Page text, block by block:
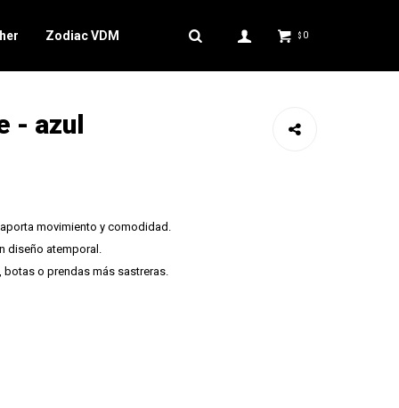
Zodiac VDM $ 0
- azul
movimiento y comodidad.
diseño atemporal.
o prendas más sastreras.